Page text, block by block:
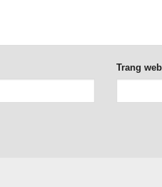
Trang web